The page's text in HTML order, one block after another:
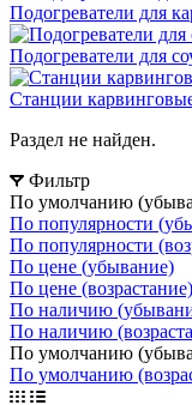
Подогреватели для
Подогреватели для
Станции
Раздел не найден.
Фильтр
По умолчанию
По популярности
По популярности
По цене (убывание)
По цене (возрастание)
По наличию
По наличию
По умолчанию
По умолчанию